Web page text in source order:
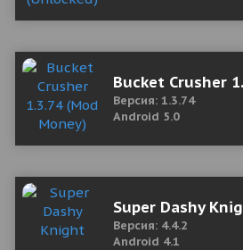
Bucket Crusher
Версия: 1.3.74
Android 5.0
Super Dashy
Версия: 4.4.2
Android 4.1